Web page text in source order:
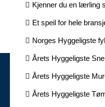
Kjenner du en lærling
Et speil for hele
Norges Hyggeligste
Årets Hyggeligste
Årets Hyggeligste
Årets Hyggeligste